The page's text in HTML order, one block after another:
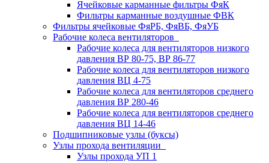
Ячейковые карманные фильтры ФяК
Фильтры карманные воздушные ФВК
Фильтры ячейковые ФяРБ, ФяВБ, ФяУБ
Рабочие колеса вентиляторов
Рабочие колеса для вентиляторов низкого
давления ВР 80-75, ВР 86-77
Рабочие колеса для вентиляторов низкого
давления ВЦ 4-75
Рабочие колеса для вентиляторов среднего
давления ВР 280-46
Рабочие колеса для вентиляторов среднего
давления ВЦ 14-46
Подшипниковые узлы (буксы)
Узлы прохода вентиляции
Узлы прохода УП 1